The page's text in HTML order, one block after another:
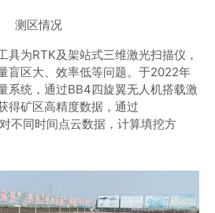
测区情况
具为RTK及架站式三维激光扫描仪，
盲区大、效率低等问题。于2022年
系统，通过BB4四旋翼无人机搭载激
得矿区高精度数据，通过
不同时间点云数据，计算填挖方